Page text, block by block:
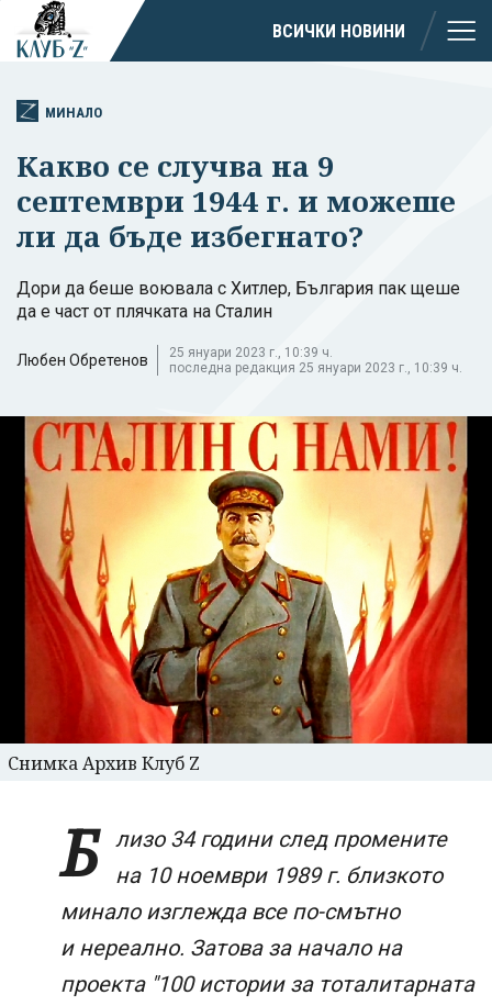
ВСИЧКИ НОВИНИ
МИНАЛО
Какво се случва на 9
септември 1944 г. и можеше
ли да бъде избегнато?
Дори да беше воювала с Хитлер, България пак щеше
да е част от плячката на Сталин
Любен Обретенов
25 януари 2023 г., 10:39 ч.
последна редакция 25 януари 2023 г., 10:39 ч.
Снимка Архив Клуб Z
Б
лизо 34 години след промените
на 10 ноември 1989 г. близкото
минало изглежда все по-смътно
и нереално. Затова за начало на
проекта "100 истории за тоталитарната